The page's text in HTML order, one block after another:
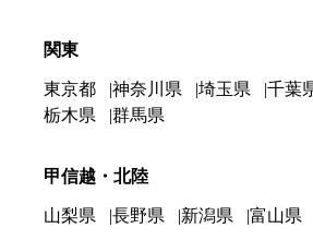
関東
東京都 神奈川県 埼玉県 千葉
栃木県
群馬県
甲信越・北陸
山梨県 長野県 新潟県 富山県